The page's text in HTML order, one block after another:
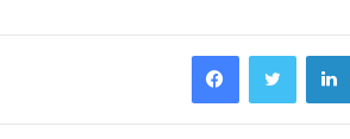
FacebookTwitter